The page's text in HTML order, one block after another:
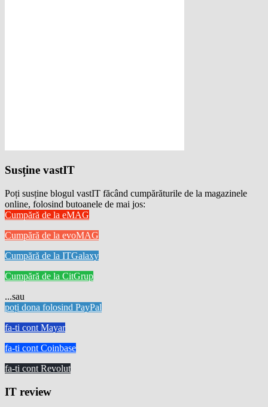
Susține vastIT
Poți susține blogul vastIT făcând cumpărăturile de la magazinele
online, folosind butoanele de mai jos:
Cumpără de la eMAG
Cumpără de la evoMAG
Cumpără de la ITGalaxy
Cumpără de la CitGrup
...sau
poți dona folosind PayPal
fa-ti cont Mayar
fa-ti cont Coinbase
fa-ti cont Revolut
IT review